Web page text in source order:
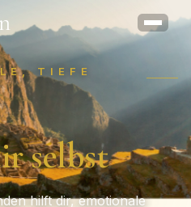
TIEFE
selbst
hilft dir, emotionale